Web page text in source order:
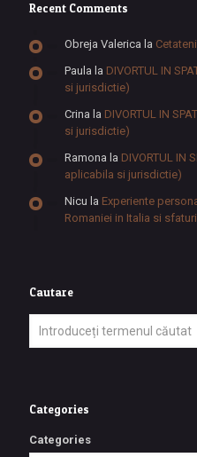
Recent Comments
Obreja Valerica la
Paula la DIVORTUL IN
si jurisdictie)
Crina la DIVORTUL IN
si jurisdictie)
Ramona la DIVORTUL IN
aplicabila si jurisdictie)
Nicu la Experiente
Romaniei in Italia si
Cautare
Categories
Categories